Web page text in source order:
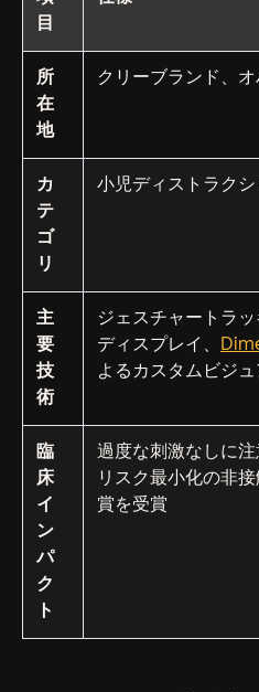
目
所
在
地
クリーブランド、
カ
テ
ゴ
リ
小児ディストラク
主
要
技
術
ジェスチャートラ
ディスプレイ、
よるカスタムビジ
臨
床
イ
ン
パ
ク
ト
過度な刺激なしに
リスク最小化の非
賞を受賞